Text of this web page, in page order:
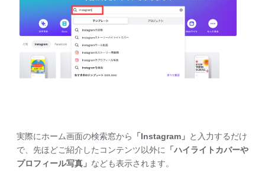
実際にホーム画面の検索窓から 「Instagram」 と入力するだけ
で、先ほどご紹介したコンテンツ以外に 「ハイライトカバーや
プロフィール写真」 なども表示されます。